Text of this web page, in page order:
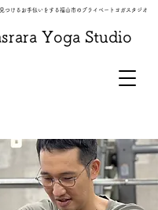
Yoga Studio
つけるお手伝いをする福山市のプライベートヨガスタジオ